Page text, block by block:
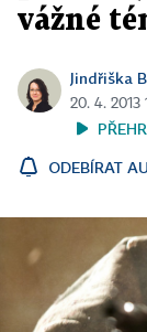
vážné
Jindřiška
20. 4.
ODEBÍRAT